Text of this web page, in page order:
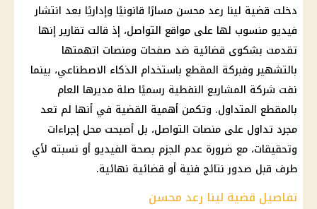
دخلت قضية لينا رعد محسن مسارًا قانونيًا وإداريًا بعد انتشار
فيديو منسوب لها على مواقع التواصل، إذ قالت تقارير إنها
تقدمت بشكوى قضائية ضد صفحات ومنصات اتهمتها
بالتشهير وفبركة المقطع باستخدام الذكاء الاصطناعي، بينما
نفت شركة المشاريع النفطية رسميًا صلة مديرها العام
بالمقطع المتداول. وتكمن أهمية القضية في أنها لم تعد
مجرد تداول على منصات التواصل، بل أصبحت محل إجراءات
وتحقيقات، مع ضرورة عدم الجزم بصحة الفيديو أو نسبته لأي
طرف قبل صدور نتائج فنية أو قضائية نهائية.
تفاصيل قضية لينا رعد محسن